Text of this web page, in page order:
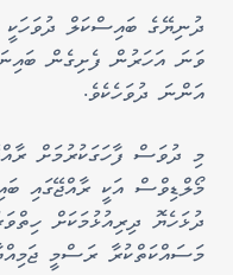
ވަނަ އަހަރުން ފެށިގެން
އަންނަ ދުވަހެކެވެ.
މި ދުވަސް ފާހަގަކުރުމަށް
މޯލްޑިވްސް އަކީ ރާއްޖޭގައި
ދުޅަހެޔޮ ދިރިއުޅުމަކަށް
މަސައްކަތްކުރާ ރަސްމީ